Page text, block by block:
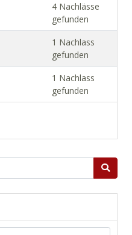
4 Nachlässe
gefunden
1 Nachlass
gefunden
1 Nachlass
gefunden